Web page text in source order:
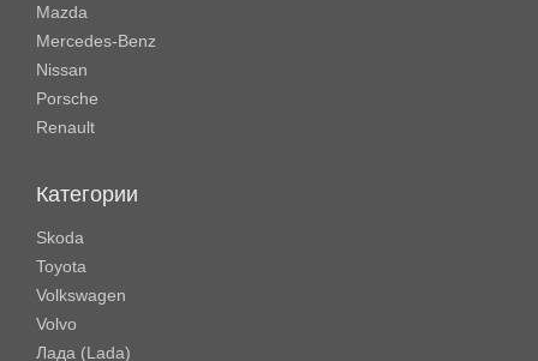
Mazda
Mercedes-Benz
Nissan
Porsche
Renault
Категории
Skoda
Toyota
Volkswagen
Volvo
Лада (Lada)